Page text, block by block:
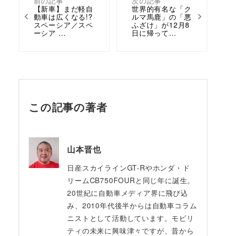
【新車】まだ軽自
動車は広くなる!?
スペーシア／スペ
ーシア …
世界的有名な「ク
ルマ馬鹿」の「悪
ふざけ」が12月8
日に帰って…
この記事の著者
山本晋也
日産スカイラインGT-Rやホンダ・ド
リームCB750FOURと同じ年に誕生。
20世紀に自動車メディア界に飛び込
み、2010年代後半からは自動車コラム
ニストとして活動しています。モビリ
ティの未来に興味津々ですが、昔から